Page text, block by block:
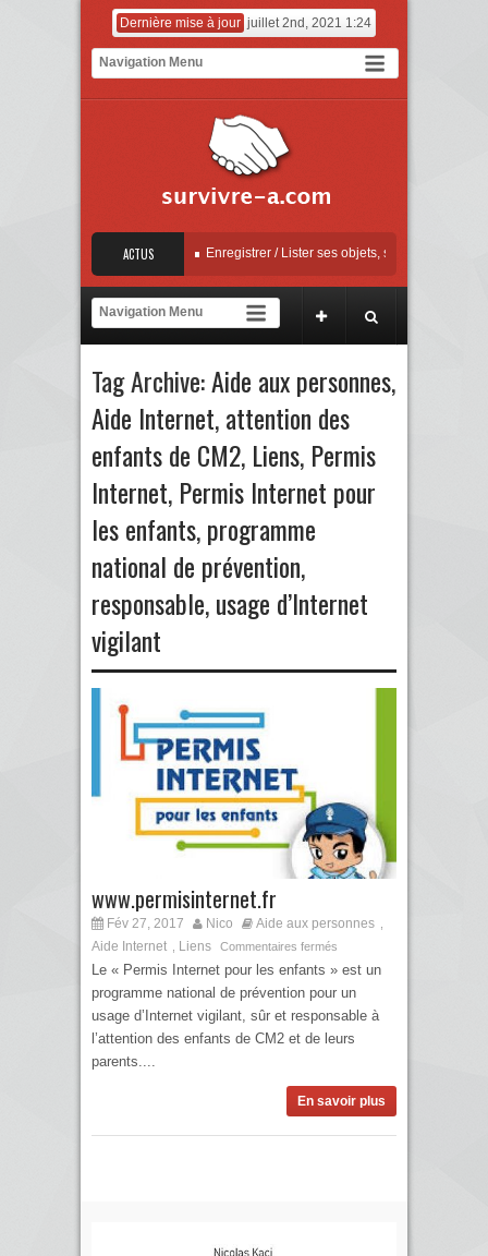
Dernière mise à jour juillet 2nd, 2021 1:24
ACTUS
Enregistrer / Lister ses objets, sauvegarder ses factures
la sextorsion : Say No! – A campaign against online sexual coercion and
Tag Archive:Aide aux personnes,
Aide Internet,attention des
enfants de CM2, Liens, Permis
Internet, Permis Internet pour
les enfants,programme
national de prévention,
responsable,usage d’Internet
vigilant
www.permisinternet.fr
Fév 27, 2017 Nico Aide aux personnes ,
Aide Internet , Liens Commentaires fermés
Le « Permis Internet pour les enfants » est un
programme national de prévention pour un
usage d’Internet vigilant, sûr et responsable à
l’attention des enfants de CM2 et de leurs
parents....
En savoir plus